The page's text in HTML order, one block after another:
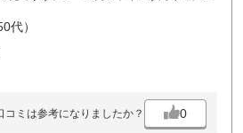
く、案内が悪い感じがし、スタート前から
状態は悪く、池、用水路があるので、プレ
くて、ボールを無くしやすいです。普段あ
しめる方には面白いコースだと思います。
代）
コミは参考になりましたか？ 0